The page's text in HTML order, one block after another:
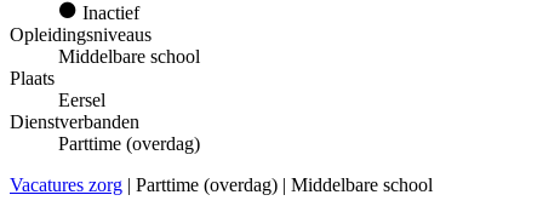
Inactief
Opleidingsniveaus
Middelbare school
Plaats
Eersel
Dienstverbanden
Parttime (overdag)
Vacatures zorg | Parttime (overdag) | Middelbare school